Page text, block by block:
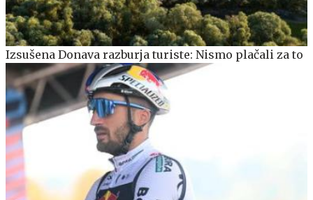
Izsušena Donava razburja turiste: Nismo plačali za to